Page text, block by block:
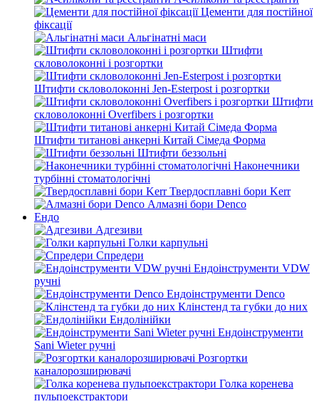
Цементи для постійної
фіксації
Альгінатні маси
Штифти
скловолоконні і розгортки
Штифти скловолоконні Jen-Esterpost і розгортки
Штифти
скловолоконні Overfibers і розгортки
Штифти титанові анкерні Китай Сімеда Форма
Штифти беззольні
Наконечники
турбінні стоматологічні
Твердосплавні бори Kerr
Алмазні бори Denco
Ендо
Адгезиви
Голки карпульні
Спредери
Ендоінструменти VDW
ручні
Ендоінструменти Denco
Клінстенд та губки до них
Ендолінійки
Ендоінструменти
Sani Wieter ручні
Розгортки
каналорозширювачі
Голка коренева
пульпоекстрактори